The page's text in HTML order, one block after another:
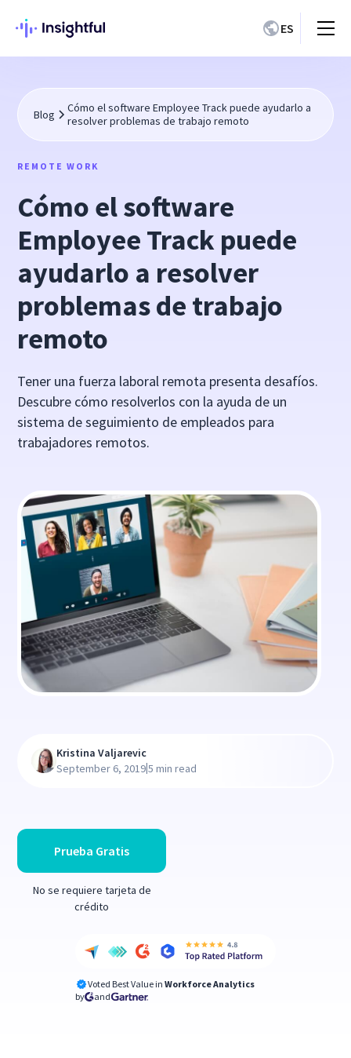
ES
Blog
Cómo el software Employee Track puede ayudarlo a
resolver problemas de trabajo remoto
REMOTE WORK
Cómo el software
Employee Track puede
ayudarlo a resolver
problemas de trabajo
remoto
Tener una fuerza laboral remota presenta desafíos.
Descubre cómo resolverlos con la ayuda de un
sistema de seguimiento de empleados para
trabajadores remotos.
Prueba Gratis
No se requiere tarjeta de
crédito
Voted Best Value in Workforce Analytics
by
and
Kristina Valjarevic
September 6, 2019|5 min read